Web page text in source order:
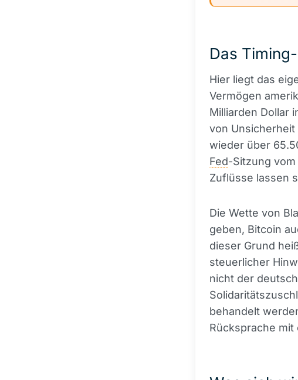
Das
Hier liegt das
Vermögen
Milliarden Dollar
von
wieder über
Fed-Sitzung vom
Zuflüsse lassen
Die Wette von
geben, Bitcoin
dieser Grund
steuerlicher
nicht der
behandelt
Rücksprache